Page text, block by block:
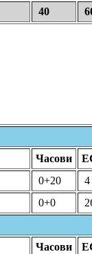
40
Часови
0+20
4
0+0
Часови